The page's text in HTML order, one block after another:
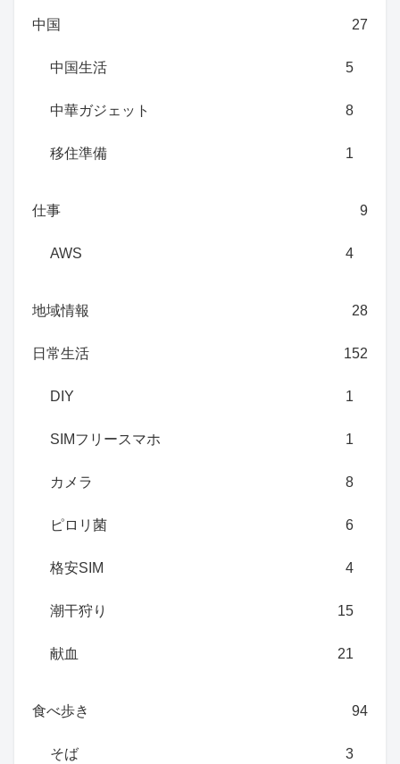
中国 27
中国生活 5
中華ガジェット 8
移住準備 1
仕事 9
AWS 4
地域情報 28
日常生活 152
DIY 1
SIMフリースマホ 1
カメラ 8
ピロリ菌 6
格安SIM 4
潮干狩り 15
献血 21
食べ歩き 94
そば 3